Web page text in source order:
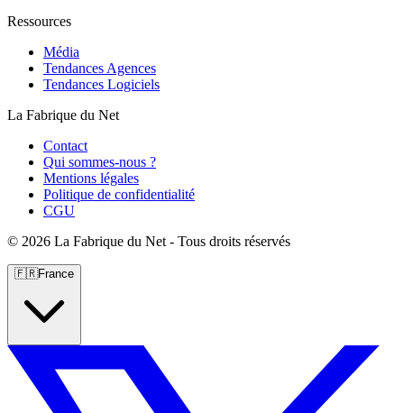
Ressources
Média
Tendances Agences
Tendances Logiciels
La Fabrique du Net
Contact
Qui sommes-nous ?
Mentions légales
Politique de confidentialité
CGU
© 2026 La Fabrique du Net - Tous droits réservés
🇫🇷France